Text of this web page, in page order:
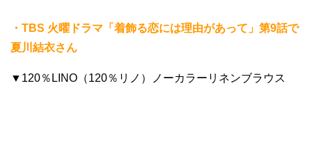
・TBS 火曜ドラマ「着飾る恋には理由があって」第9話で
夏川結衣さん
▼120％LINO（120％リノ）ノーカラーリネンブラウス